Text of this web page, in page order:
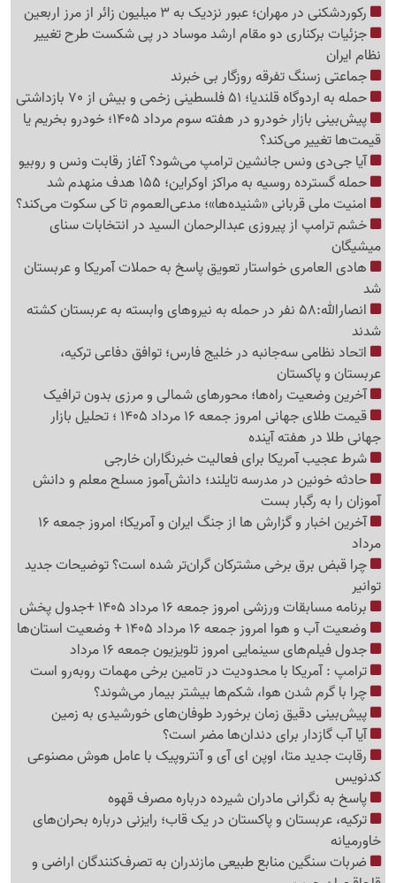
رکوردشکنی در مهران؛ عبور نزدیک به 3 میلیون زائر از مرز اربعین
جزئیات برکناری دو مقام ارشد موساد در پی شکست طرح تغییر
نظام ایران
جماعتی زسنگ تفرقه روزگار بی خبرند
حمله به اردوگاه قلندیا؛ 51 فلسطینی زخمی و بیش از 70 بازداشتی
پیش‌بینی بازار خودرو در هفته سوم مرداد 1405؛ خودرو بخریم یا
قیمت‌ها تغییر می‌کند؟
آیا جی‌دی ونس جانشین ترامپ می‌شود؟ آغاز رقابت ونس و روبیو
حمله گسترده روسیه به مراکز اوکراین؛ 155 هدف منهدم شد
امنیت ملی قربانی «شنیده‌ها»؛ مدعی‌العموم تا کی سکوت می‌کند؟
خشم ترامپ از پیروزی عبدالرحمان السید در انتخابات سنای
میشیگان
هادی العامری خواستار تعویق پاسخ به حملات آمریکا و عربستان
شد
انصارالله:58 نفر در حمله به نیروهای وابسته به عربستان کشته
شدند
اتحاد نظامی سه‌جانبه در خلیج فارس؛ توافق دفاعی ترکیه،
عربستان و پاکستان
آخرین وضعیت راه‌ها؛ محورهای شمالی و مرزی بدون ترافیک
قیمت طلای جهانی امروز جمعه 16 مرداد 1405 ؛ تحلیل بازار
جهانی طلا در هفته آینده
شرط عجیب آمریکا برای فعالیت خبرنگاران خارجی
حادثه خونین در مدرسه تایلند؛ دانش‌آموز مسلح معلم و دانش
آموزان را به رگبار بست
آخرین اخبار و گزارش ها از جنگ ایران و آمریکا؛ امروز جمعه 16
مرداد
چرا قبض برق برخی مشترکان گران‌تر شده است؟ توضیحات جدید
توانیر
برنامه مسابقات ورزشی امروز جمعه 16 مرداد 1405 +جدول پخش
وضعیت آب و هوا امروز جمعه 16 مرداد 1405 + وضعیت استان‌ها
جدول فیلم‌های سینمایی امروز تلویزیون جمعه 16 مرداد
ترامپ : آمریکا با محدودیت در تامین برخی مهمات روبه‌رو است
چرا با گرم شدن هوا، شکم‌ها بیشتر بیمار می‌شوند؟
پیش‌بینی دقیق زمان برخورد طوفان‌های خورشیدی به زمین
آیا آب گازدار برای دندان‌ها مضر است؟
رقابت جدید متا، اوپن ای آی و آنتروپیک با عامل هوش مصنوعی
کدنویس
پاسخ به نگرانی مادران شیرده درباره مصرف قهوه
ترکیه، عربستان و پاکستان در یک قاب؛ رایزنی درباره بحران‌های
خاورمیانه
ضربات سنگین منابع طبیعی مازندران به تصرف‌کنندگان اراضی و